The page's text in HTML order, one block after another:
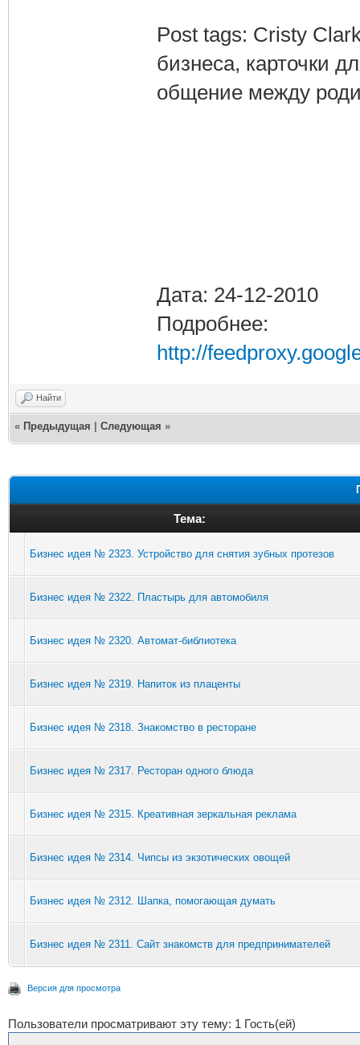
Post tags: Cristy
бизнеса, карточки
общение между
Дата: 24-12-2010
Подробнее:
http://
Найти
« Предыдущая Следующая »
Тема:
Бизнес идея № 2323. Устройство для снятия зубных протезов
Бизнес идея № 2322. Пластырь для автомобиля
Бизнес идея № 2320. Автомат-библиотека
Бизнес идея № 2319. Напиток из плаценты
Бизнес идея № 2318. Знакомство в ресторане
Бизнес идея № 2317. Ресторан одного блюда
Бизнес идея № 2315. Креативная зеркальная реклама
Бизнес идея № 2314. Чипсы из экзотических овощей
Бизнес идея № 2312. Шапка, помогающая думать
Бизнес идея № 2311. Сайт знакомств для предпринимателей
Версия для просмотра
Пользователи просматривают эту тему: 1 Гость(ей)